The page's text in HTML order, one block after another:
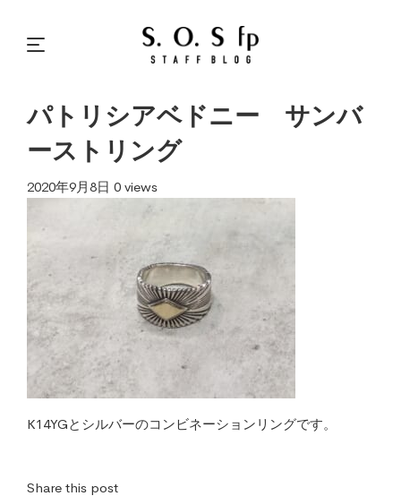
パトリシアベドニー サンバ
ーストリング
2020年9月8日 0 views
K14YGとシルバーのコンビネーションリングです。
Share this post